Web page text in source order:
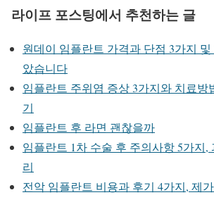
라이프 포스팅에서 추천하는 글
원데이 임플란트 가격과 단점 3가지
았습니다
임플란트 주위염 증상 3가지와 치료방
기
임플란트 후 라면 괜찮을까
임플란트 1차 수술 후 주의사항 5가지,
리
전악 임플란트 비용과 후기 4가지, 제